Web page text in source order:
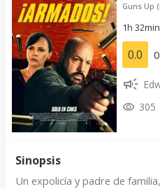
Guns Up
1h 32min
0.0
305
Sinopsis
Un expolicía y padre de